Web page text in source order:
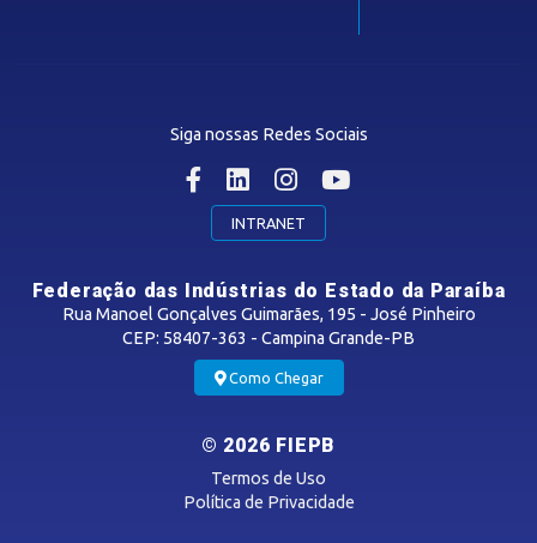
CONTRIBUIÇÃO SINDICAL
Siga nossas Redes Sociais
INTRANET
Federação das Indústrias do Estado da Paraíba
Rua Manoel Gonçalves Guimarães, 195 - José Pinheiro
CEP: 58407-363 - Campina Grande-PB
Como Chegar
© 2026 FIEPB
Termos de Uso
Política de Privacidade